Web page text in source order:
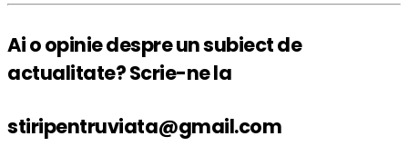
Ai o opinie despre un subiect de
actualitate? Scrie-ne la
stiripentruviata@gmail.com